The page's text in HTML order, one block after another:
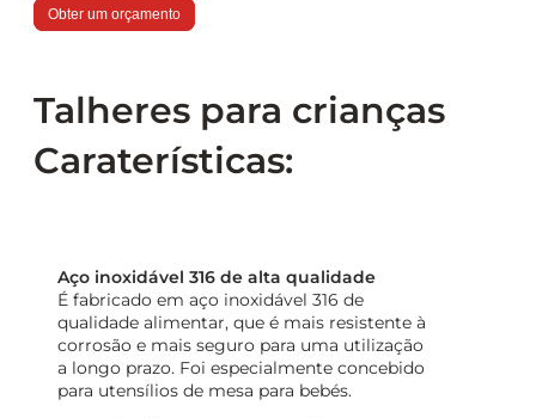
Obter um orçamento
Talheres para crianças
Caraterísticas:
Aço inoxidável 316 de alta qualidade
É fabricado em aço inoxidável 316 de
qualidade alimentar, que é mais resistente à
corrosão e mais seguro para uma utilização
a longo prazo. Foi especialmente concebido
para utensílios de mesa para bebés.